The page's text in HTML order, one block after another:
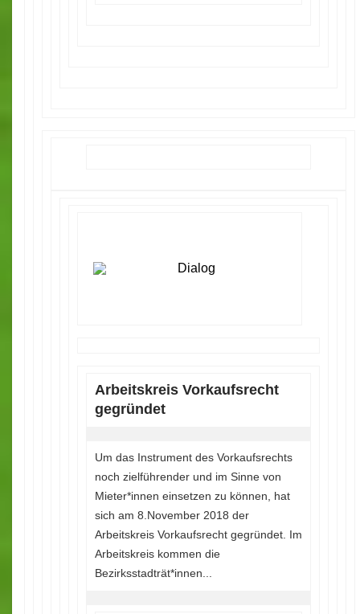
Arbeitskreis Vorkaufsrecht
gegründet
Um das Instrument des Vorkaufsrechts
noch zielführender und im Sinne von
Mieter*innen einsetzen zu können, hat
sich am 8.November 2018 der
Arbeitskreis Vorkaufsrecht gegründet. Im
Arbeitskreis kommen die
Bezirksstadträt*innen...